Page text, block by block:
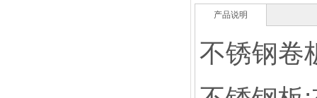
产品说明
不锈钢卷